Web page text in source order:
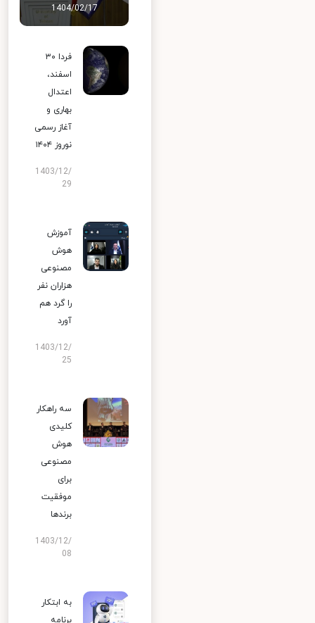
1404/02/17
فردا ۳۰
اسفند،
اعتدال
بهاری و
آغاز رسمی
نوروز ۱۴۰۴
1403/12/
29
آموزش
هوش
مصنوعی
هزاران نفر
را گرد هم
آورد
1403/12/
25
سه راهکار
کلیدی
هوش
مصنوعی
برای
موفقیت
برندها
1403/12/
08
به ابتکار
برنامه